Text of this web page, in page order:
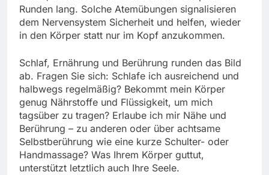
Runden lang. Solche Atemübungen signalisieren
dem Nervensystem Sicherheit und helfen, wieder
in den Körper statt nur im Kopf anzukommen.
Schlaf, Ernährung und Berührung runden das Bild
ab. Fragen Sie sich: Schlafe ich ausreichend und
halbwegs regelmäßig? Bekommt mein Körper
genug Nährstoffe und Flüssigkeit, um mich
tagsüber zu tragen? Erlaube ich mir Nähe und
Berührung – zu anderen oder über achtsame
Selbstberührung wie eine kurze Schulter- oder
Handmassage? Was Ihrem Körper guttut,
unterstützt letztlich auch Ihre Seele.